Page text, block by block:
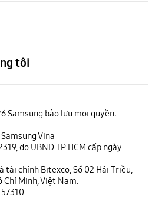
tôi
Samsung bảo lưu mọi quyền.
Vina
do UBND TP HCM cấp ngày
tài chính Bitexco, Số 02 Hải Triều,
Chí Minh, Việt Nam.